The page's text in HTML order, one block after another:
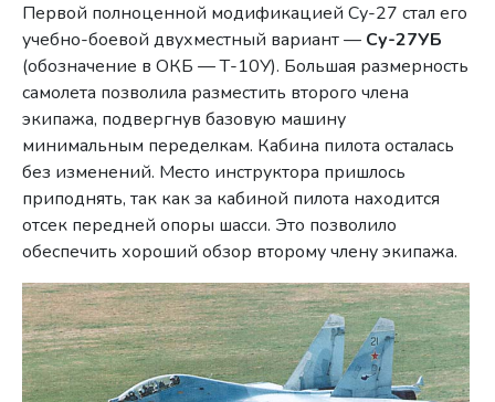
Первой полноценной модификацией Су-27 стал его
учебно-боевой двухместный вариант — Су-27УБ
(обозначение в ОКБ — Т-10У). Большая размерность
самолета позволила разместить второго члена
экипажа, подвергнув базовую машину
минимальным переделкам. Кабина пилота осталась
без изменений. Место инструктора пришлось
приподнять, так как за кабиной пилота находится
отсек передней опоры шасси. Это позволило
обеспечить хороший обзор второму члену экипажа.